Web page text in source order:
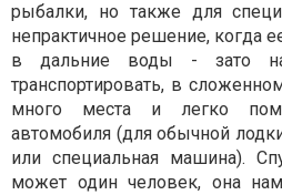
рыбалки, но также для
непрактичное решение, когда
в дальние воды - зато
транспортировать, в
много места и легко
автомобиля (для обычной
или специальная машина).
может один человек, она